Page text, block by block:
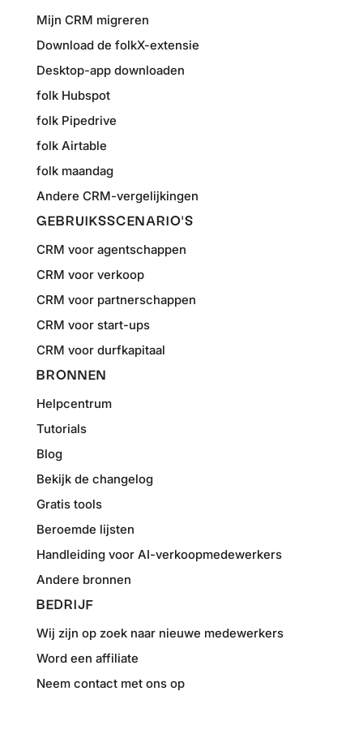
Mijn CRM migreren
Download de folkX-extensie
Desktop-app downloaden
folk Hubspot
folk Pipedrive
folk Airtable
folk maandag
Andere CRM-vergelijkingen
GEBRUIKSSCENARIO'S
CRM voor agentschappen
CRM voor verkoop
CRM voor partnerschappen
CRM voor start-ups
CRM voor durfkapitaal
BRONNEN
Helpcentrum
Tutorials
Blog
Bekijk de changelog
Gratis tools
Beroemde lijsten
Handleiding voor AI-verkoopmedewerkers
Andere bronnen
BEDRIJF
Wij zijn op zoek naar nieuwe medewerkers
Word een affiliate
Neem contact met ons op